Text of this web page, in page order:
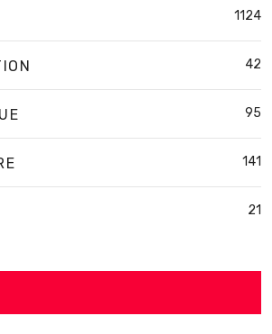
1124
42
95
141
21